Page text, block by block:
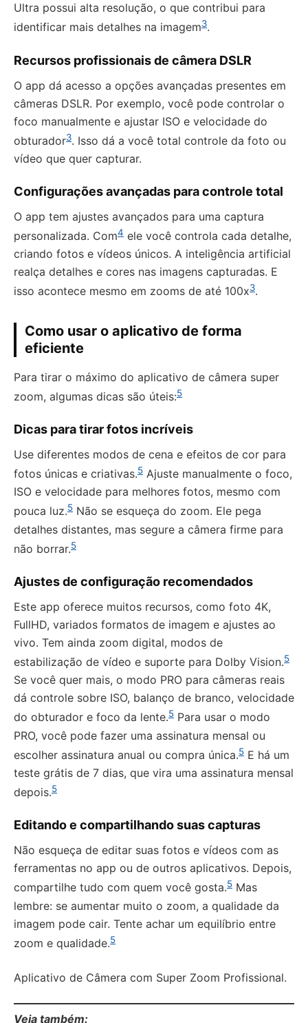
Ultra possui alta resolução, o que contribui para
identificar mais detalhes na imagem3.
Recursos profissionais de câmera DSLR
O app dá acesso a opções avançadas presentes em
câmeras DSLR. Por exemplo, você pode controlar o
foco manualmente e ajustar ISO e velocidade do
obturador3. Isso dá a você total controle da foto ou
vídeo que quer capturar.
Configurações avançadas para controle total
O app tem ajustes avançados para uma captura
personalizada. Com4 ele você controla cada detalhe,
criando fotos e vídeos únicos. A inteligência artificial
realça detalhes e cores nas imagens capturadas. E
isso acontece mesmo em zooms de até 100x3.
Como usar o aplicativo de forma
eficiente
Para tirar o máximo do aplicativo de câmera super
zoom, algumas dicas são úteis:5
Dicas para tirar fotos incríveis
Use diferentes modos de cena e efeitos de cor para
fotos únicas e criativas.5 Ajuste manualmente o foco,
ISO e velocidade para melhores fotos, mesmo com
pouca luz.5 Não se esqueça do zoom. Ele pega
detalhes distantes, mas segure a câmera firme para
não borrar.5
Ajustes de configuração recomendados
Este app oferece muitos recursos, como foto 4K,
FullHD, variados formatos de imagem e ajustes ao
vivo. Tem ainda zoom digital, modos de
estabilização de vídeo e suporte para Dolby Vision.5
Se você quer mais, o modo PRO para câmeras reais
dá controle sobre ISO, balanço de branco, velocidade
do obturador e foco da lente.5 Para usar o modo
PRO, você pode fazer uma assinatura mensal ou
escolher assinatura anual ou compra única.5 E há um
teste grátis de 7 dias, que vira uma assinatura mensal
depois.5
Editando e compartilhando suas capturas
Não esqueça de editar suas fotos e vídeos com as
ferramentas no app ou de outros aplicativos. Depois,
compartilhe tudo com quem você gosta.5 Mas
lembre: se aumentar muito o zoom, a qualidade da
imagem pode cair. Tente achar um equilíbrio entre
zoom e qualidade.5
Aplicativo de Câmera com Super Zoom Profissional.
Veja também: